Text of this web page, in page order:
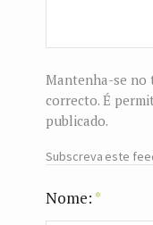
Mantenha-se no
correcto. É
publicado.
Subscreva este
Nome:*